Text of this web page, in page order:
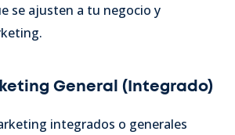
se ajusten a tu negocio y
General (Integrado)
integrados o generales